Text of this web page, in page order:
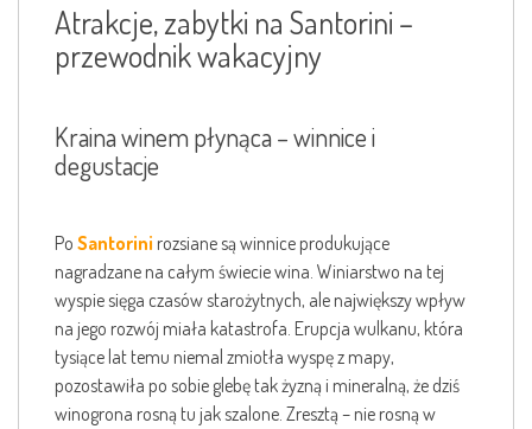
Atrakcje, zabytki na Santorini –
przewodnik wakacyjny
Kraina winem płynąca – winnice i
degustacje
Po Santorini rozsiane są winnice produkujące
nagradzane na całym świecie wina. Winiarstwo na tej
wyspie sięga czasów starożytnych, ale największy wpływ
na jego rozwój miała katastrofa. Erupcja wulkanu, która
tysiące lat temu niemal zmiotła wyspę z mapy,
pozostawiła po sobie glebę tak żyzną i mineralną, że dziś
winogrona rosną tu jak szalone. Zresztą – nie rosną w